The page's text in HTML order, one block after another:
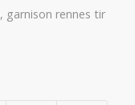
, garnison rennes tir